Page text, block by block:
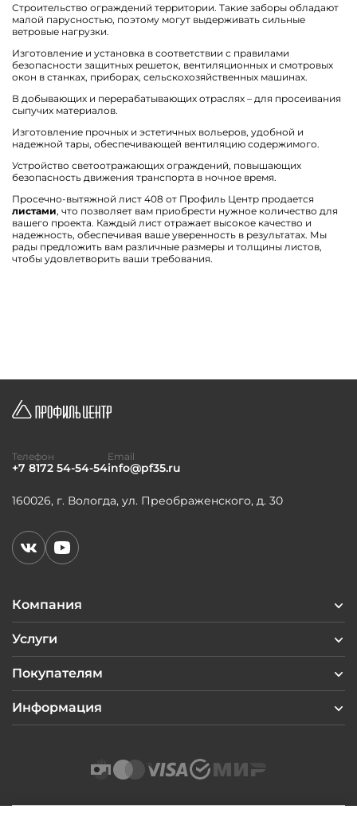
Строительство ограждений территории. Такие заборы обладают
малой парусностью, поэтому могут выдерживать сильные
ветровые нагрузки.
Изготовление и установка в соответствии с правилами
безопасности защитных решеток, вентиляционных и смотровых
окон в станках, приборах, сельскохозяйственных машинах.
В добывающих и перерабатывающих отраслях – для просеивания
сыпучих материалов.
Изготовление прочных и эстетичных вольеров, удобной и
надежной тары, обеспечивающей вентиляцию содержимого.
Устройство светоотражающих ограждений, повышающих
безопасность движения транспорта в ночное время.
Просечно-вытяжной лист 408 от Профиль Центр продается
листами, что позволяет вам приобрести нужное количество для
вашего проекта. Каждый лист отражает высокое качество и
надежность, обеспечивая ваше уверенность в результатах. Мы
рады предложить вам различные размеры и толщины листов,
чтобы удовлетворить ваши требования.
Компания
Услуги
Покупателям
Информация
160026, г. Вологда, ул. Преображенского, д. 30
Телефон
+7 8172 54-54-54
Email
info@pf35.ru